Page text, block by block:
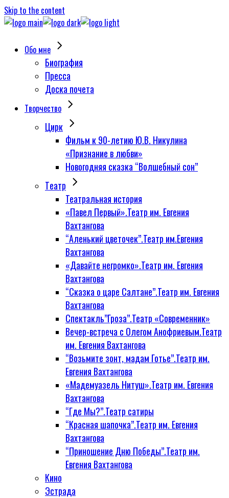
Skip to the content
Обо мне
Биография
Пресса
Доска почета
Творчество
Цирк
Фильм к 90-летию Ю.В. Никулина
«Признание в любви»
Новогодняя сказка “Волшебный сон”
Tеатр
Театральная история
«Павел Первый».Театр им. Евгения
Вахтангова
“Аленький цветочек”.Театр им.Евгения
Вахтангова
«Давайте негромко».Театр им. Евгения
Вахтангова
“Сказка о царе Салтане”.Театр им. Евгения
Вахтангова
Спектакль”Гроза”.Театр «Современник»
Вечер-встреча с Олегом Анофриевым.Театр
им. Евгения Вахтангова
“Возьмите зонт, мадам Готье”.Театр им.
Евгения Вахтангова
«Мадемуазель Нитуш».Театр им. Евгения
Вахтангова
“Где Мы?”.Театр сатиры
“Красная шапочка”.Театр им. Евгения
Вахтангова
“Приношение Дню Победы”.Театр им.
Евгения Вахтангова
Кино
Эстрада